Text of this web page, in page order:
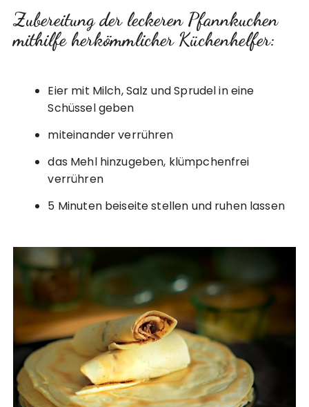
Zubereitung der leckeren Pfannkuchen
mithilfe herkömmlicher Küchenhelfer:
Eier mit Milch, Salz und Sprudel in eine
Schüssel geben
miteinander verrühren
das Mehl hinzugeben, klümpchenfrei
verrühren
5 Minuten beiseite stellen und ruhen lassen